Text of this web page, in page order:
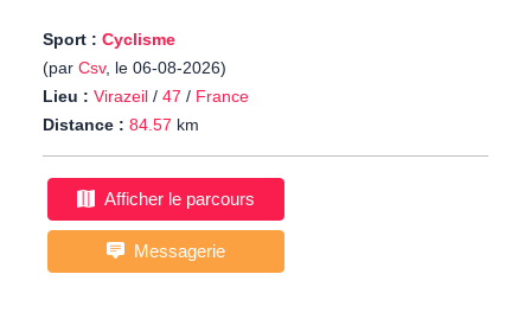
Sport : Cyclisme
(par Csv, le 06-08-2026)
Lieu : Virazeil / 47 / France
Distance : 84.57 km
Afficher le parcours
Messagerie